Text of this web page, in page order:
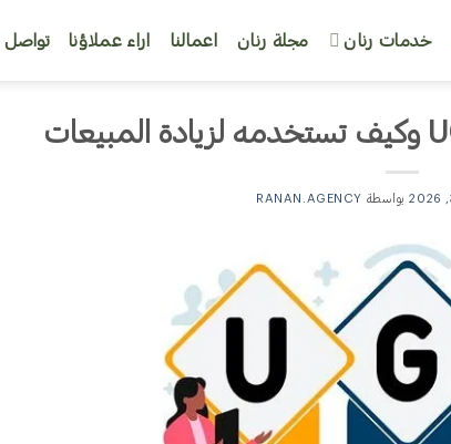
خدمات رنان مجلة رنان اعمالنا اراء عملاؤنا تواصل
بواسطة RANAN.AGENCY